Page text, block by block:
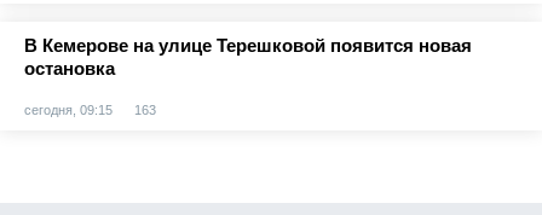
В Кемерове на улице Терешковой появится новая
остановка
сегодня, 09:15 163